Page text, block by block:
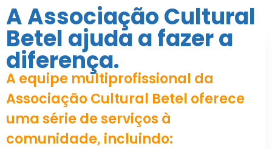
A Associação Cultural
Betel ajuda a fazer a
diferença.
A equipe multiprofissional da
Associação Cultural Betel oferece
uma série de serviços à
comunidade, incluindo: